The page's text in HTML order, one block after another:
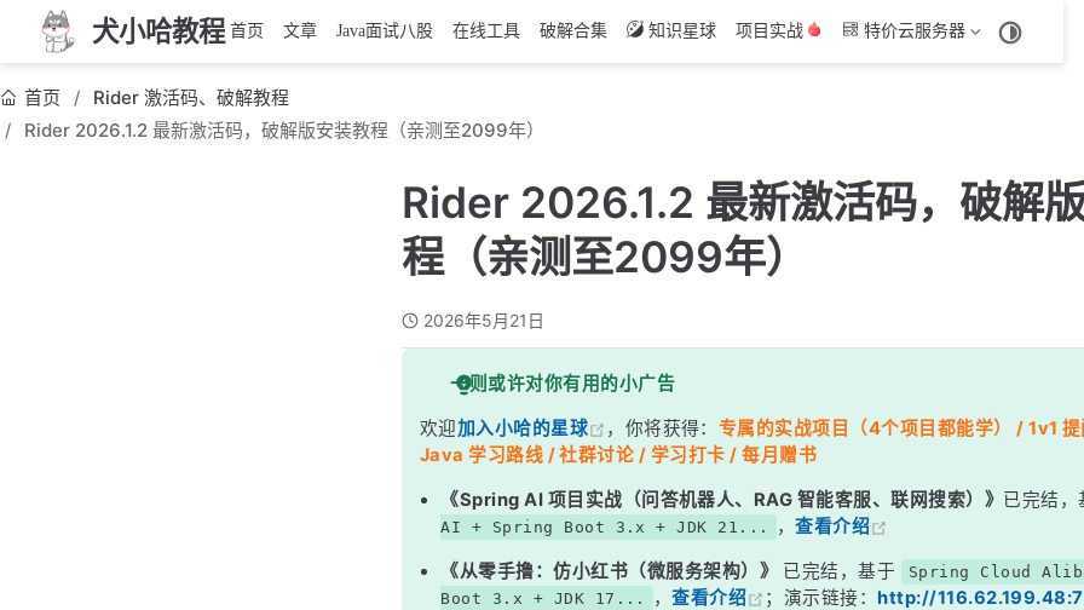
犬小哈教程 首页 文章 Java面试八股 在线工具 破解合集 知识星球 项目实战 特价云服务器
首页
Rider 激活码、破解教程
Rider 2026.1.2 最新激活码，破解版安装教程（亲测至2099年）
Rider 2026.1.2 最新激活码，破解
程（亲测至2099年）
2026年5月21日
一则或许对你有用的小广告
欢迎加入小哈的星球 ，你将获得： 专属的实战项目（4个项目都能学） / 1v1
Java 学习路线 / 社群讨论 / 学习打卡 / 每月赠书
《Spring AI 项目实战（问答机器人、RAG 智能客服、联网搜索）》 已完结，
AI + Spring Boot 3.x + JDK 21...
，查看介绍
《从零手撸：仿小红书（微服务架构）》 已完结，基于
Spring Cloud
Boot 3.x + JDK 17...
，查看介绍 ；演示链接：http://